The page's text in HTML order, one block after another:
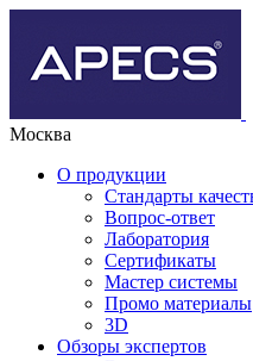
Москва
О продукции
Стандарты
Вопрос-ответ
Лаборатория
Сертификаты
Мастер системы
Промо материалы
3D
Обзоры экспертов